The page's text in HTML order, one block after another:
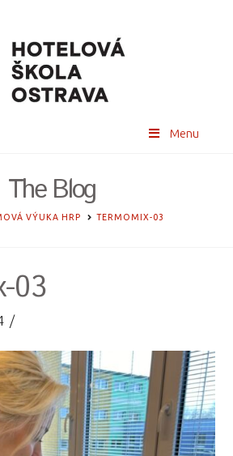
Menu
The Blog
VÝUKA HRP TERMOMIX-03
03